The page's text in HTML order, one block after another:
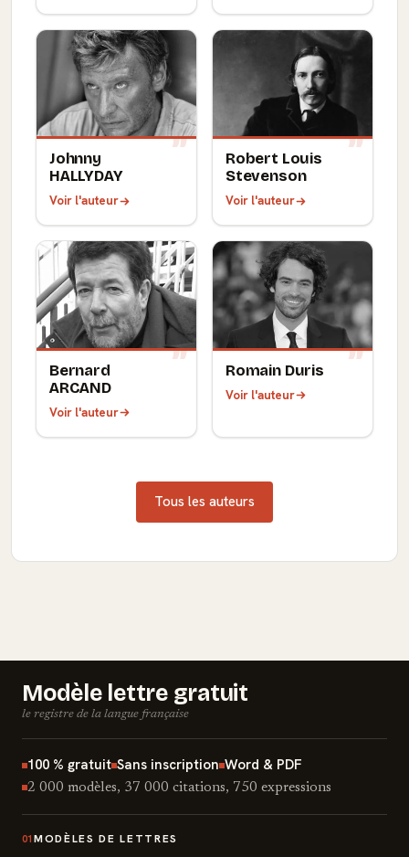
Johnny
HALLYDAY
Voir l'auteur
Robert Louis
Stevenson
Voir l'auteur
Bernard
ARCAND
Voir l'auteur
Romain Duris
Voir l'auteur
Tous les auteurs
Modèle lettre gratuit
le registre de la langue française
100 % gratuit Sans inscription Word & PDF
2 000 modèles, 37 000 citations, 750 expressions
01 MODÈLES DE LETTRES